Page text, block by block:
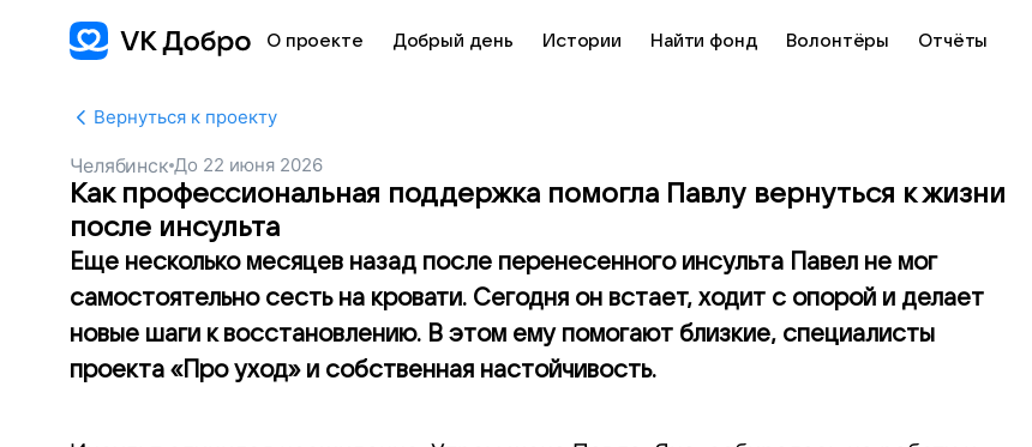
О проекте Добрый день Истории Найти фонд Волонтёры Отчёты
Вернуться к проекту
Челябинск До 22 июня 2026
Как профессиональная поддержка помогла Павлу вернуться к жизни
после инсульта
Еще несколько месяцев назад после перенесенного инсульта Павел не мог
самостоятельно сесть на кровати. Сегодня он встает, ходит с опорой и делает
новые шаги к восстановлению. В этом ему помогают близкие, специалисты
проекта «Про уход» и собственная настойчивость.